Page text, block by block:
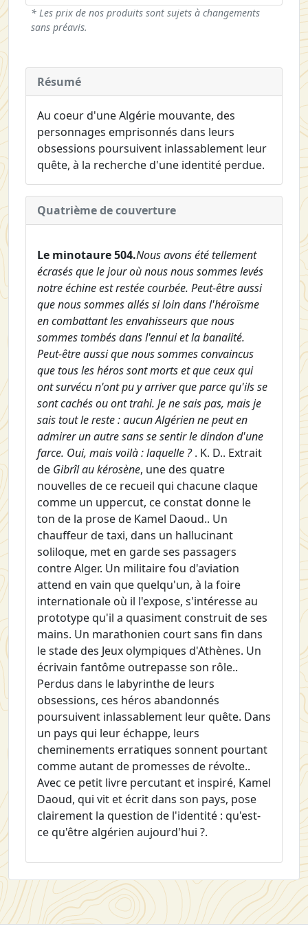
* Les prix de nos produits sont sujets à changements
sans préavis.
Résumé
Au coeur d'une Algérie mouvante, des
personnages emprisonnés dans leurs
obsessions poursuivent inlassablement leur
quête, à la recherche d'une identité perdue.
Quatrième de couverture
Le minotaure 504.Nous avons été tellement
écrasés que le jour où nous nous sommes levés
notre échine est restée courbée. Peut-être aussi
que nous sommes allés si loin dans l'héroïsme
en combattant les envahisseurs que nous
sommes tombés dans l'ennui et la banalité.
Peut-être aussi que nous sommes convaincus
que tous les héros sont morts et que ceux qui
ont survécu n'ont pu y arriver que parce qu'ils se
sont cachés ou ont trahi. Je ne sais pas, mais je
sais tout le reste : aucun Algérien ne peut en
admirer un autre sans se sentir le dindon d'une
farce. Oui, mais voilà : laquelle ?. K. D.. Extrait
de Gibrîl au kérosène, une des quatre
nouvelles de ce recueil qui chacune claque
comme un uppercut, ce constat donne le
ton de la prose de Kamel Daoud.. Un
chauffeur de taxi, dans un hallucinant
soliloque, met en garde ses passagers
contre Alger. Un militaire fou d'aviation
attend en vain que quelqu'un, à la foire
internationale où il l'expose, s'intéresse au
prototype qu'il a quasiment construit de ses
mains. Un marathonien court sans fin dans
le stade des Jeux olympiques d'Athènes. Un
écrivain fantôme outrepasse son rôle..
Perdus dans le labyrinthe de leurs
obsessions, ces héros abandonnés
poursuivent inlassablement leur quête. Dans
un pays qui leur échappe, leurs
cheminements erratiques sonnent pourtant
comme autant de promesses de révolte..
Avec ce petit livre percutant et inspiré, Kamel
Daoud, qui vit et écrit dans son pays, pose
clairement la question de l'identité : qu'est-
ce qu'être algérien aujourd'hui ?.